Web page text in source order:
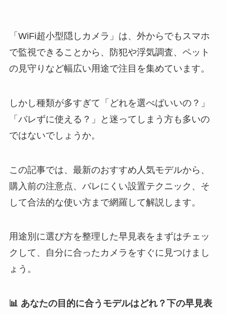
「WiFi超小型隠しカメラ」は、外からでもスマホ
で監視できることから、防犯や浮気調査、ペット
の見守りなど幅広い用途で注目を集めています。
しかし種類が多すぎて「どれを選べばいいの？」
「バレずに使える？」と迷ってしまう方も多いの
ではないでしょうか。
この記事では、最新のおすすめ人気モデルから、
購入前の注意点、バレにくい設置テクニック、そ
して合法的な使い方まで網羅して解説します。
用途別に選び方を整理した早見表をまずはチェッ
クして、自分に合ったカメラをすぐに見つけまし
ょう。
📊 あなたの目的に合うモデルはどれ？下の早見表